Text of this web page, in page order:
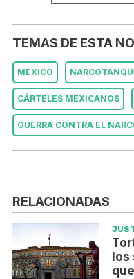
TEMAS DE ESTA
MÉXICO
CÁRTELES MEXICANOS
GUERRA CONTRA EL
RELACIONADAS
los